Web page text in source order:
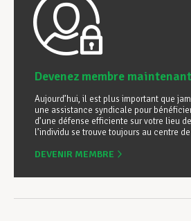
Devenez membre maintenant
Aujourd’hui, il est plus important que
une assistance syndicale pour
d’une défense efficiente sur votre lieu
l’individu se trouve toujours au centre
DEVENIR MEMBRE